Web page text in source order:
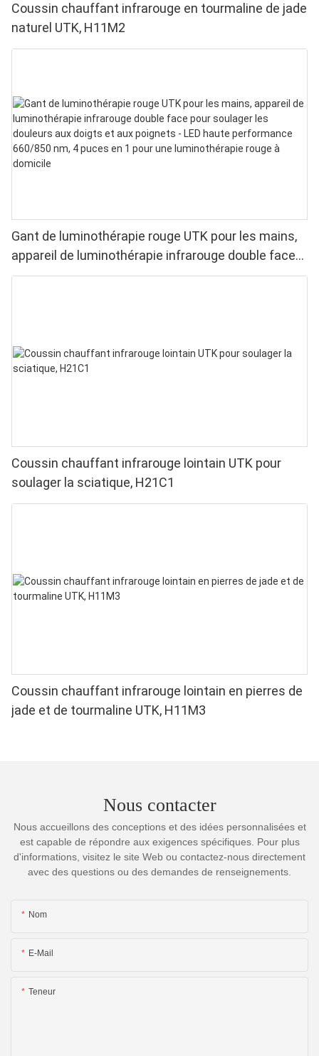
Coussin chauffant infrarouge en tourmaline de jade
naturel UTK, H11M2
Gant de luminothérapie rouge UTK pour les mains,
appareil de luminothérapie infrarouge double face
pour soulager les douleurs aux doigts et aux
Coussin chauffant infrarouge lointain UTK pour
soulager la sciatique, H21C1
Coussin chauffant infrarouge lointain en pierres de
jade et de tourmaline UTK, H11M3
Nous contacter
Nous accueillons des conceptions et des idées personnalisées et
est capable de répondre aux exigences spécifiques. Pour plus
d'informations, visitez le site Web ou contactez-nous directement
avec des questions ou des demandes de renseignements.
Nom
E-Mail
Teneur